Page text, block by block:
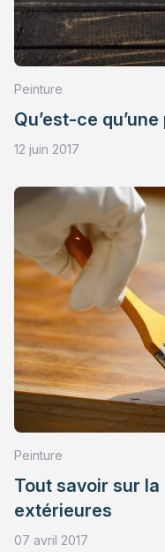
Peinture
Qu’est-ce
12 juin 2017
Peinture
Tout savoir sur
extérieures
07 avril 2017